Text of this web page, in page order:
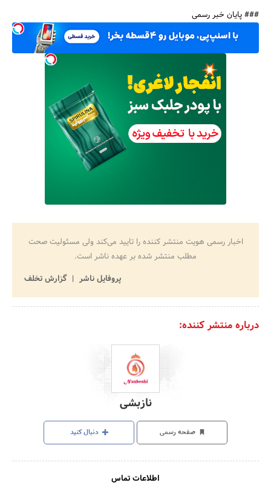
### پایان خبر رسمی
اخبار رسمی هویت منتشر کننده را تایید می‌کند ولی مسئولیت صحت
مطلب منتشر شده بر عهده ناشر است.
پروفایل ناشر
گزارش تخلف
درباره منتشر کننده:
نازبشی
صفحه رسمی دنبال کنید
اطلاعات تماس